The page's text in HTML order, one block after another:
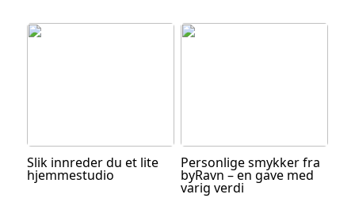
Slik innreder du et lite
hjemmestudio
Personlige smykker fra
byRavn – en gave med
varig verdi